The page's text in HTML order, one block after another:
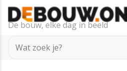
De bouw, elke dag in beeld